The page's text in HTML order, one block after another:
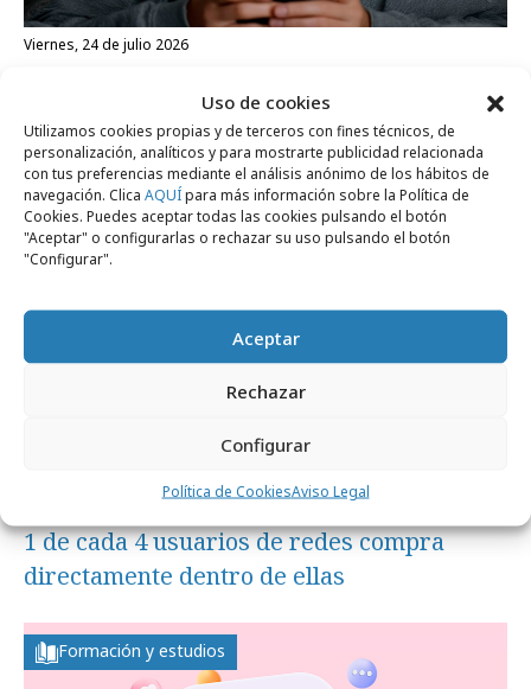
Uso de cookies
Utilizamos cookies propias y de terceros con fines técnicos, de
personalización, analíticos y para mostrarte publicidad relacionada
con tus preferencias mediante el análisis anónimo de los hábitos de
navegación. Clica AQUÍpara más información sobre la Política de
Cookies. Puedes aceptar todas las cookies pulsando el botón
"Aceptar" o configurarlas o rechazar su uso pulsando el botón
"Configurar".
Aceptar
Rechazar
Configurar
Política de CookiesAviso Legal
viernes, 24 de julio 2026
redes sociales a menores de 15 años
Formación y estudios
miércoles, 22 de julio 2026
1 de cada 4 usuarios de redes compra
directamente dentro de ellas
Formación y estudios